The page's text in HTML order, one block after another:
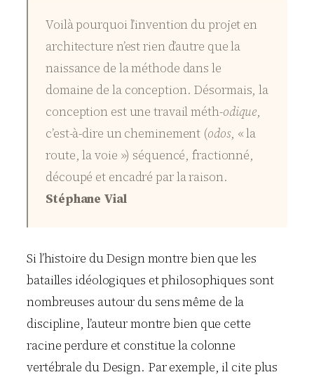
Voilà pourquoi l’invention du projet en
architecture n’est rien d’autre que la
naissance de la méthode dans le
domaine de la conception. Désormais, la
conception est une travail méth-odique,
c’est-à-dire un cheminement (odos, « la
route, la voie ») séquencé, fractionné,
découpé et encadré par la raison.
Stéphane Vial
Si l’histoire du Design montre bien que les
batailles idéologiques et philosophiques sont
nombreuses autour du sens même de la
discipline, l’auteur montre bien que cette
racine perdure et constitue la colonne
vertébrale du Design. Par exemple, il cite plus